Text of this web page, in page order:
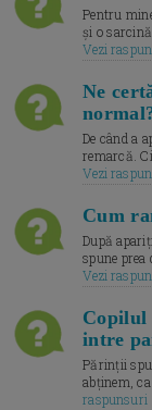
Pentru
și o
Vezi
Ne
De când a
remarcă.
Vezi
Cum
După
spune prea
Vezi
Copilul
intre
Părinții
abținem,
raspunsuri